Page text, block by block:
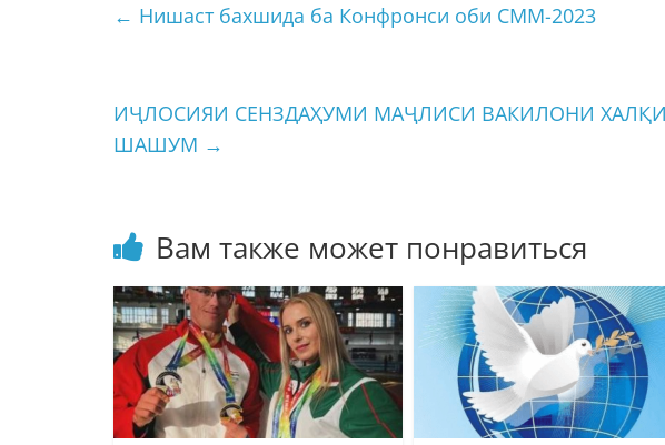
← Нишаст бахшида ба Конфронси оби СММ-2023
ИҶЛОСИЯИ СЕНЗДАҲУМИ МАҶЛИСИ ВАКИЛОНИ
ШАШУМ →
Вам также может понравиться